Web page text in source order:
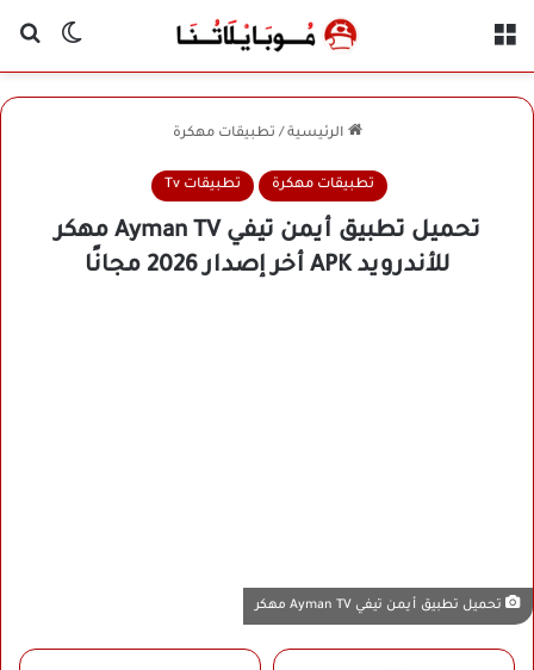
الوضع
الرئيسية / تطبيقات مهكرة
تطبيقات مهكرة تطبيقات Tv
تحميل تطبيق أيمن تيفي Ayman TV مهكر
للأندرويد APK أخر إصدار 2026 مجانًا
تحميل تطبيق أيمن تيفي Ayman TV مهكر